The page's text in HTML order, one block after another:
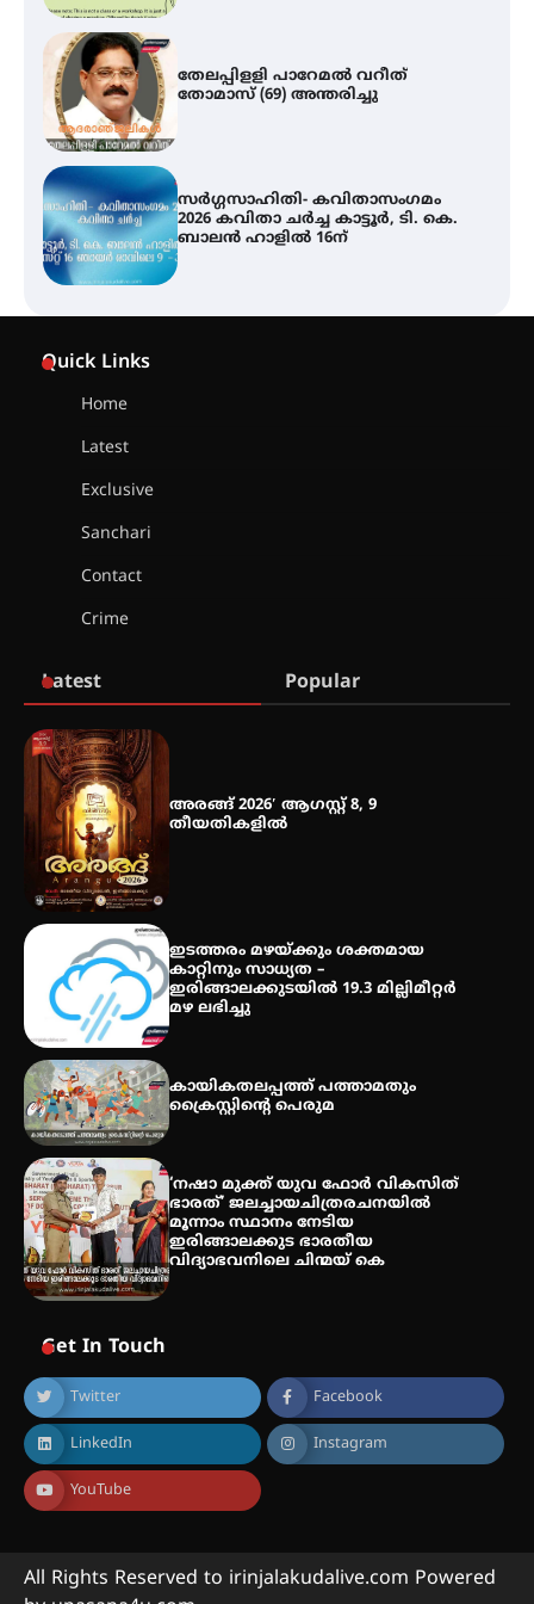
തേലപ്പിളളി പാറേമൽ വറീത്
തോമാസ് (69) അന്തരിച്ചു
സർഗ്ഗസാഹിതി- കവിതാസംഗമം
2026 കവിതാ ചർച്ച കാട്ടൂർ, ടി. കെ.
ബാലൻ ഹാളിൽ 16ന്
Quick Links
Home
Latest
Exclusive
Sanchari
Contact
Crime
Latest Popular
അരങ്ങ് 2026′ ആഗസ്റ്റ് 8, 9
തീയതികളിൽ
ഇടത്തരം മഴയ്ക്കും ശക്തമായ
കാറ്റിനും സാധ്യത –
ഇരിങ്ങാലക്കുടയിൽ 19.3 മില്ലിമീറ്റർ
മഴ ലഭിച്ചു
കായികതലപ്പത്ത് പത്താമതും
ക്രൈസ്റ്റിന്റെ പെരുമ
‘നഷാ മുക്ത് യുവ ഫോർ വികസിത്
ഭാരത്’ ജലച്ചായചിത്രരചനയിൽ
മൂന്നാം സ്ഥാനം നേടിയ
ഇരിങ്ങാലക്കുട ഭാരതീയ
വിദ്യാഭവനിലെ ചിന്മയ് കെ
Get In Touch
Twitter Facebook
LinkedIn Instagram
YouTube
All Rights Reserved to irinjalakudalive.com Powered